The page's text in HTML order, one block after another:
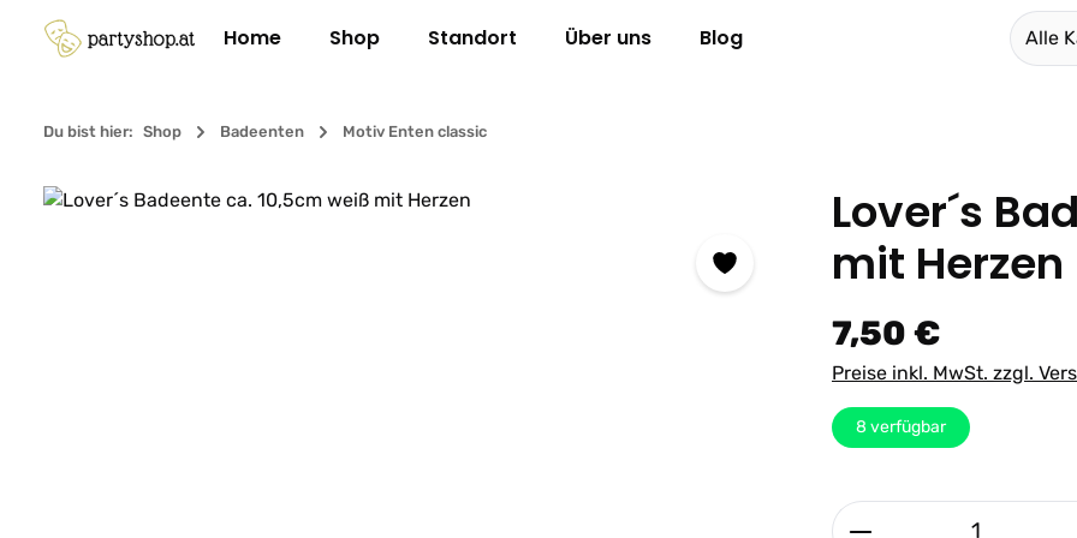
Hauptinhalt springen
Zur Suche springen
Zur Hauptnavigation springen
Home Shop Standort Über uns Blog Alle
Du bist hier: Shop Badeenten Motiv Enten classic
Bildergalerie überspringen
Lover´s
mit Herzen
Regulärer Preis:
7,50 €
Preise inkl. MwSt. zzgl.
8 verfügbar
Produkt Anzahl: